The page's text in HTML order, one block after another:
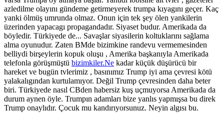
azledilme olayını gündeme getirmeyerek trumpa kıyagını geçer. Kaç
yanki ölmüş umrunda olmaz. Onun için tek şey ölen yankilerin
üzerinden yapacagı propagandadır. Siyaset budur. Amerikada da
böyledir. Türkiyede de... Savaşlar siyasilerin koltuklarını sağlama
alma oyunudur. Zaten BMde bizimkine randevu vermemesinden
belliydi birşeylerin kopuk oluşu , Amerika başkanıyla Amerikada
telefonla görüşmüştü bizimkiler.Ne kadar küçük düşürücü bir
hareket ve bugün tvlerimiz , basınımız Trump iyi ama çevresi kötü
yalakalıgından kurtulamıyor. Değil Trump çevresinden daha beter
biri. Türkiyede nasıl CBden habersiz kuş uçmuyorsa Amerikada da
durum aynen öyle. Trumpın adamları bize yanlıs yapmışsa bu direk
Trump onaylıdır. Çocuk mu kandırıyorsunuz. Neyin algısı bu.